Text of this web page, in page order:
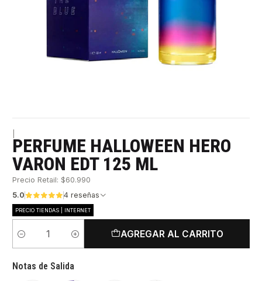
PERFUME HALLOWEEN HERO
VARON EDT 125 ML
Precio Retail: $60.990
5.0
4 reseñas
PRECIO TIENDAS | INTERNET
Cantidad
AGREGAR AL CARRITO
Notas de Salida